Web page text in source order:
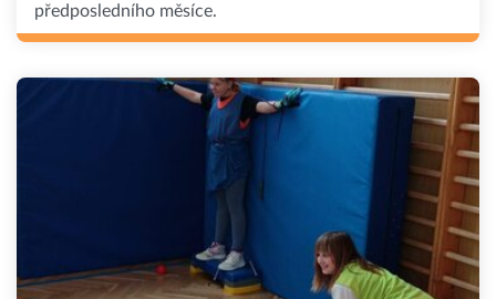
předposledního měsíce.